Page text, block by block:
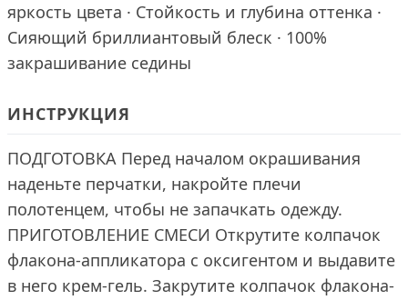
яркость цвета · Стойкость и глубина оттенка ·
Сияющий бриллиантовый блеск · 100%
закрашивание седины
ИНСТРУКЦИЯ
ПОДГОТОВКА Перед началом окрашивания
наденьте перчатки, накройте плечи
полотенцем, чтобы не запачкать одежду.
ПРИГОТОВЛЕНИЕ СМЕСИ Открутите колпачок
флакона-аппликатора с оксигентом и выдавите
в него крем-гель. Закрутите колпачок флакона-